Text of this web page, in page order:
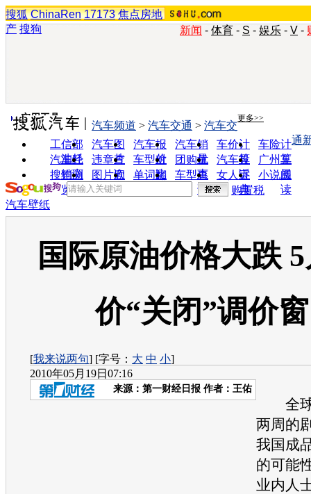
搜狐 ChinaRen 17173 焦点房地
产 搜狗 新闻 - 体育 - S - 娱乐 - V -
实用工具 更多>>
工信部
油耗
汽车图
片
汽车报
价
汽车销
量
车价计
算
车险计
算
汽车经
销商
违章查
询
车型对
比
团购优
惠
汽车投
诉
广州车
展
搜狗浏
览器
图片欣
赏
单词翻
车型查
询
女人宝
典
小说阅
读
汽车频道 > 汽车交通 > 汽车交
通
购置税
汽车壁纸
国际原油价格大跌
价“关闭”调价
[我来说两句] [字号： 大 中 小]
2010年05月19日07:16
来源： 第一财经日报 作者：王佑
全球
两周的
我国成
的可能
业内人